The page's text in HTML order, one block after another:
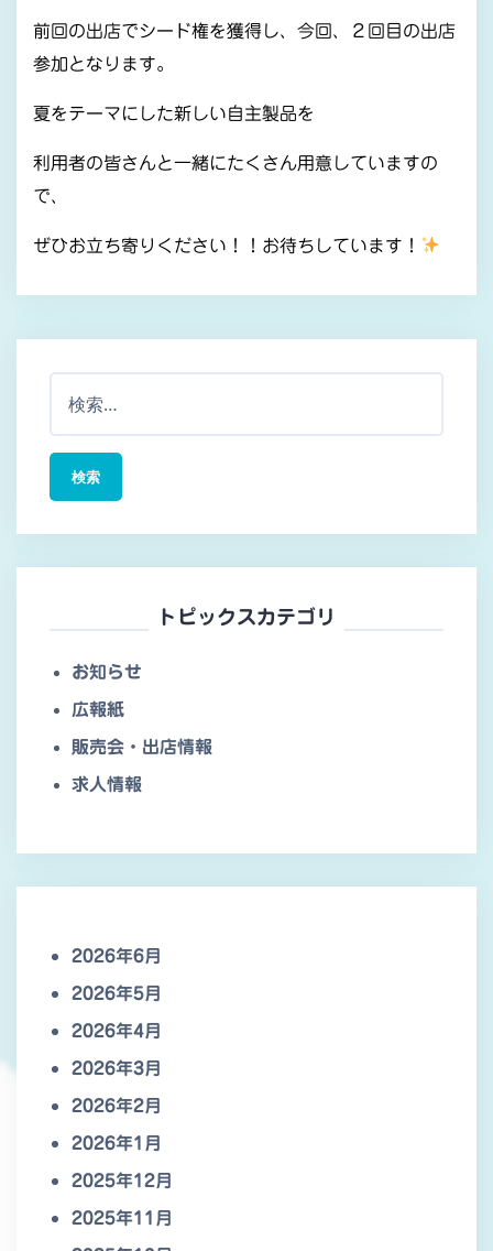
前回の出店でシード権を獲得し、今回、２回目の出店
参加となります。
夏をテーマにした新しい自主製品を
利用者の皆さんと一緒にたくさん用意していますの
で、
ぜひお立ち寄りください！！お待ちしています！
トピックスカテゴリ
お知らせ
広報紙
販売会・出店情報
求人情報
2026年6月
2026年5月
2026年4月
2026年3月
2026年2月
2026年1月
2025年12月
2025年11月